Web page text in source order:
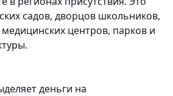
садов, дворцов школьников,
центров, парков и
деньги на